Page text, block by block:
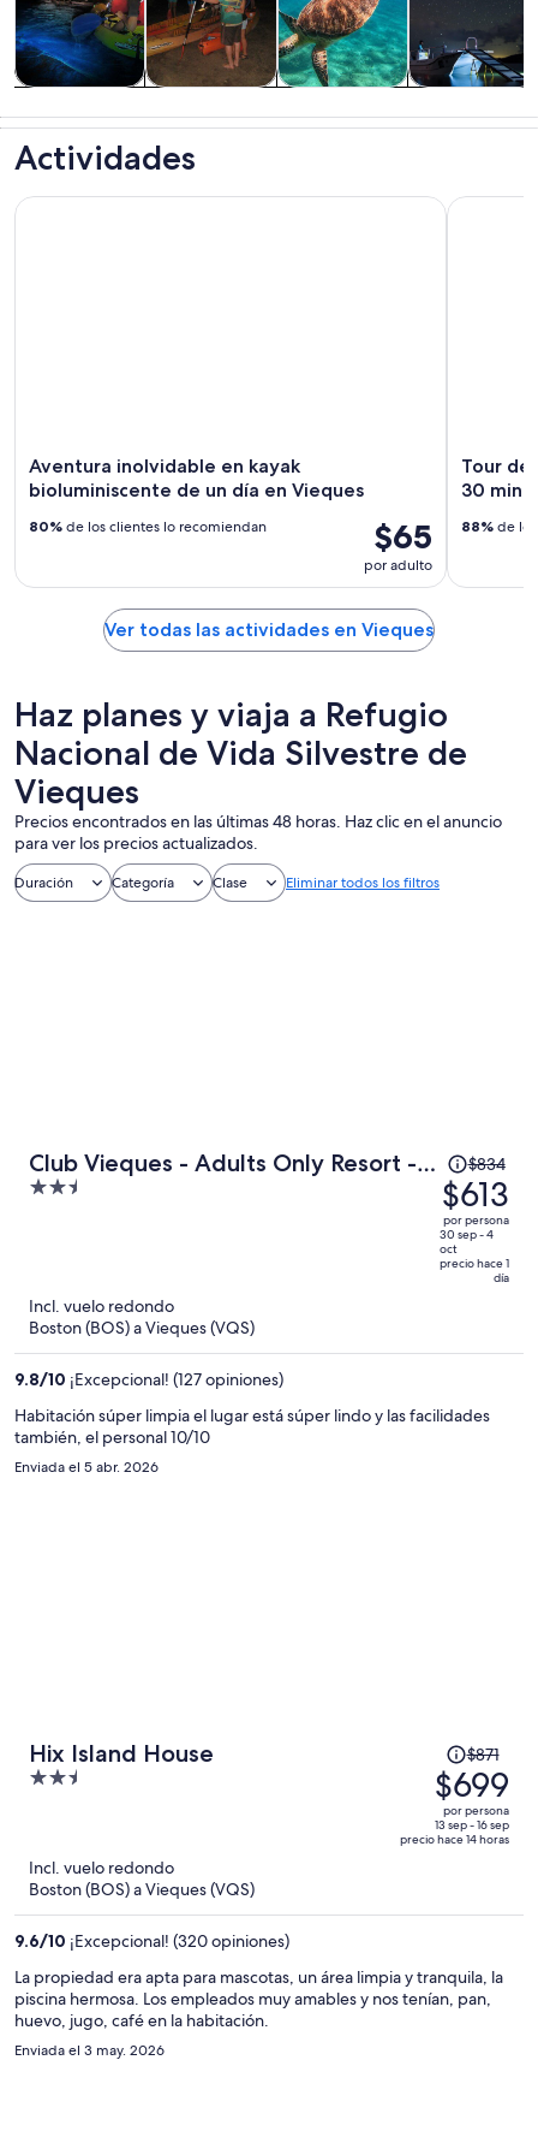
acuáticas
excursiones de
un día
historia
acuáticos y
Actividades
Aventura inolvidable en kayak
bioluminiscente de un día en Vieques
$65
por adulto
80% de los clientes lo recomiendan
Aventura inolvidable en kayak bioluminiscente de un día en
Tour de
30
88% de
Tour de
Ver todas las actividades en Vieques
Haz planes y viaja a Refugio
Nacional de Vida Silvestre de
Vieques
Precios encontrados en las últimas 48 horas. Haz clic en el anuncio
para ver los precios actualizados.
Duración Categoría Clase Eliminar todos los filtros
Club Vieques - Adults Only Resort -
LGBT Friendly
2.5
El
precio
era
de
$834
de
por
$834
$613
por persona
30 sep - 4
oct
precio hace 1
día
Incl. vuelo redondo
Boston (BOS) a Vieques (VQS)
9.8/10 ¡Excepcional! (127 opiniones)
Habitación súper limpia el lugar está súper lindo y las facilidades
también, el personal 10/10
Enviada el 5 abr. 2026
Hix Island House
2.5
El
precio
era
de
$871
$699
por
$871
$699
por persona
13 sep - 16 sep
precio hace 14 horas
Incl. vuelo redondo
Boston (BOS) a Vieques (VQS)
9.6/10 ¡Excepcional! (320 opiniones)
La propiedad era apta para mascotas, un área limpia y tranquila, la
piscina hermosa. Los empleados muy amables y nos tenían, pan,
huevo, jugo, café en la habitación.
Enviada el 3 may. 2026